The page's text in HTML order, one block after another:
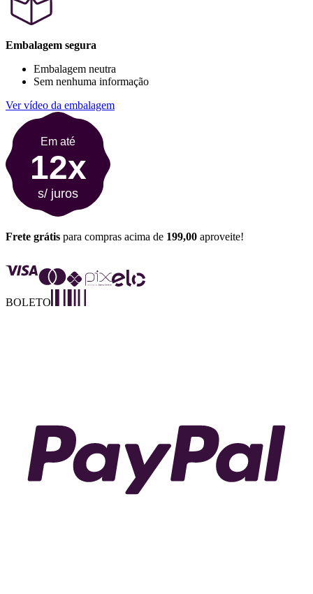
Embalagem segura
Embalagem neutra
Sem nenhuma informação
Ver vídeo da embalagem
Em até
12x
s/ juros
Frete grátis para compras acima de 199,00 aproveite!
BOLETO